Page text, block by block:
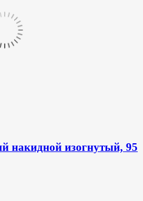
накидной изогнутый, 95